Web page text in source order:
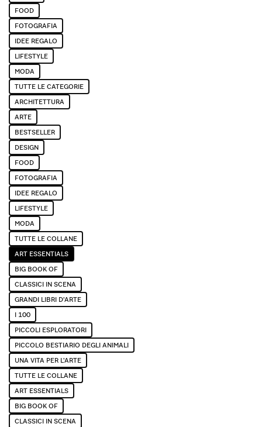
FOOD
FOTOGRAFIA
IDEE REGALO
LIFESTYLE
MODA
TUTTE LE CATEGORIE
ARCHITETTURA
ARTE
BESTSELLER
DESIGN
FOOD
FOTOGRAFIA
IDEE REGALO
LIFESTYLE
MODA
Tutte le collane
TUTTE LE COLLANE
ART ESSENTIALS
BIG BOOK OF
CLASSICI IN SCENA
GRANDI LIBRI D’ARTE
I 100
PICCOLI ESPLORATORI
PICCOLO BESTIARIO DEGLI ANIMALI
UNA VITA PER L’ARTE
TUTTE LE COLLANE
ART ESSENTIALS
BIG BOOK OF
CLASSICI IN SCENA